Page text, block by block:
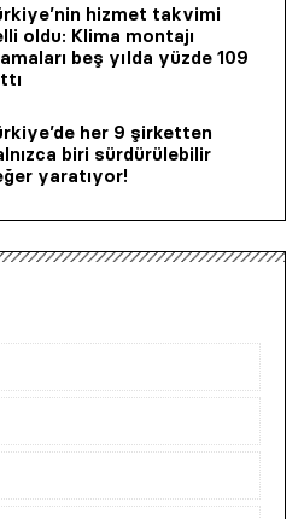
hizmet takvimi
oldu: Klima montajı
beş yılda yüzde 109
her 9 şirketten
biri sürdürülebilir
yaratıyor!